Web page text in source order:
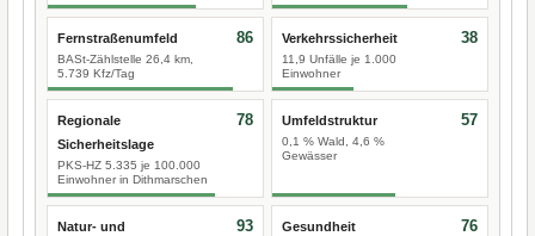
Fernstraßenumfeld
BASt-Zählstelle 26,4 km,
5.739 Kfz/Tag
86 Verkehrssicherheit
11,9 Unfälle je 1.000
Einwohner
38
Regionale
Sicherheitslage
PKS-HZ 5.335 je 100.000
Einwohner in Dithmarschen
78 Umfeldstruktur
0,1 % Wald, 4,6 %
Gewässer
57
Natur- und
93 Gesundheit 76